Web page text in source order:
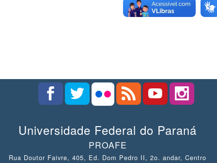
Universidade Federal do Paraná
PROAFE
Rua Doutor Faivre, 405, Ed. Dom Pedro II, 2o. andar, Centro